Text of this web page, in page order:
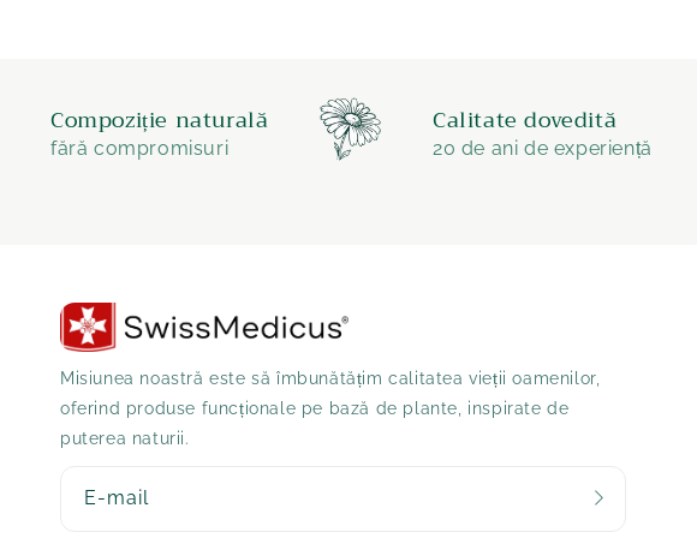
Compoziție naturală
fără compromisuri
Calitate dovedită
20 de ani de experiență
Misiunea noastră este să îmbunătățim calitatea vieții oamenilor,
oferind produse funcționale pe bază de plante, inspirate de
puterea naturii.
E-mail